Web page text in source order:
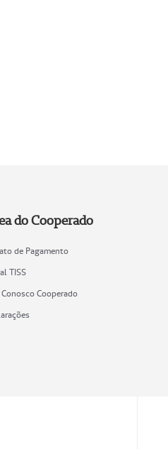
do Cooperado
de Pagamento
TISS
Conosco Cooperado